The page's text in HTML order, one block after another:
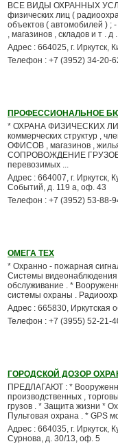
ВСЕ ВИДЫ ОХРАННЫХ
физических лиц (
объектов ( автомобилей ) ;
, магазинов , складов и т . д
Адрес : 664025, г. Иркутск,
Телефон : +7 (3952) 34-20-
ПРОФЕССИОНАЛЬНОЕ
* ОХРАНА ФИЗИЧЕСКИХ ЛИЦ
коммерческих структур ,
ОФИСОВ , магазинов ,
СОПРОВОЖДЕНИЕ
перевозимых ...
Адрес : 664007, г. Иркутск,
Событий, д. 119 а, оф. 43
Телефон : +7 (3952) 53-88-
ОМЕГА ТЕХ
* Охранно - пожарная
Системы видеонаблюдения
обслуживание . *
системы охраны .
Адрес : 665830, Иркутская
Телефон : +7 (3955) 52-21-
ГОРОДСКОЙ ДОЗОР
ПРЕДЛАГАЮТ : *
производственных ,
грузов . * Защита жизни *
Пультовая охрана . * GPS
Адрес : 664035, г. Иркутск,
Сурнова, д. 30/13, оф. 5